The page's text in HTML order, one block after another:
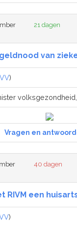
21 dagen
van
)
Vragen en
40 dagen
RIVM een
)